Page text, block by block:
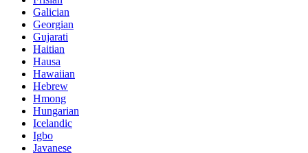
Galician
Georgian
Gujarati
Haitian
Hausa
Hawaiian
Hebrew
Hmong
Hungarian
Icelandic
Igbo
Javanese